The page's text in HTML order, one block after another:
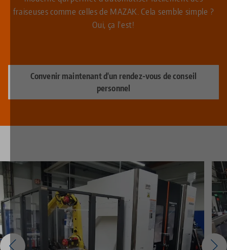
fraiseuses comme celles de MAZAK. Cela semble simple ?
Oui, ça l'est!
Convenir maintenant d'un rendez-vous de conseil
personnel